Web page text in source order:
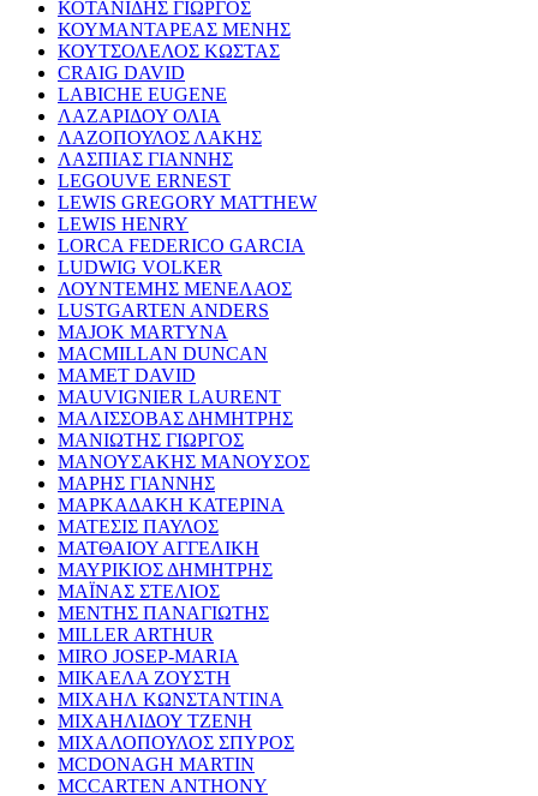
ΚΟΤΑΝΙΔΗΣ ΓΙΩΡΓΟΣ
ΚΟΥΜΑΝΤΑΡΕΑΣ ΜΕΝΗΣ
ΚΟΥΤΣΟΛΕΛΟΣ ΚΩΣΤΑΣ
CRAIG DAVID
LABICHE EUGENE
ΛΑΖΑΡΙΔΟΥ ΟΛΙΑ
ΛΑΖΟΠΟΥΛΟΣ ΛΑΚΗΣ
ΛΑΣΠΙΑΣ ΓΙΑΝΝΗΣ
LEGOUVE ERNEST
LEWIS GREGORY MATTHEW
LEWIS HENRY
LORCA FEDERICO GARCIA
LUDWIG VOLKER
ΛΟΥΝΤΕΜΗΣ ΜΕΝΕΛΑΟΣ
LUSTGARTEN ANDERS
MAJOK MARTYNA
MACMILLAN DUNCAN
MAMET DAVID
MAUVIGNIER LAURENT
ΜΑΛΙΣΣΟΒΑΣ ΔΗΜΗΤΡΗΣ
ΜΑΝΙΩΤΗΣ ΓΙΩΡΓΟΣ
ΜΑΝΟΥΣΑΚΗΣ ΜΑΝΟΥΣΟΣ
ΜΑΡΗΣ ΓΙΑΝΝΗΣ
ΜΑΡΚΑΔΑΚΗ ΚΑΤΕΡΙΝΑ
ΜΑΤΕΣΙΣ ΠΑΥΛΟΣ
ΜΑΤΘΑΙΟΥ ΑΓΓΕΛΙΚΗ
ΜΑΥΡΙΚΙΟΣ ΔΗΜΗΤΡΗΣ
ΜΑΪΝΑΣ ΣΤΕΛΙΟΣ
ΜΕΝΤΗΣ ΠΑΝΑΓΙΩΤΗΣ
MILLER ARTHUR
MIRO JOSEP-MARIA
ΜΙΚΑΕΛΑ ΖΟΥΣΤΗ
ΜΙΧΑΗΛ ΚΩΝΣΤΑΝΤΙΝΑ
ΜΙΧΑΗΛΙΔΟΥ ΤΖΕΝΗ
ΜΙΧΑΛΟΠΟΥΛΟΣ ΣΠΥΡΟΣ
MCDONAGH MARTIN
MCCARTEN ANTHONY